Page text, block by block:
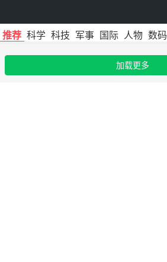
推荐 科学 科技 军事 国际 人物 数码
加载更多